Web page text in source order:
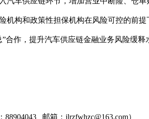
构和政策性担保机构在风险可控的前
作，提升汽车供应链金融业务风险缓释
88904043 邮箱：jlrzfwhzc@163.com）